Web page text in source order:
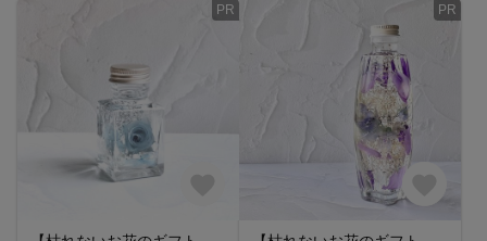
PR PR